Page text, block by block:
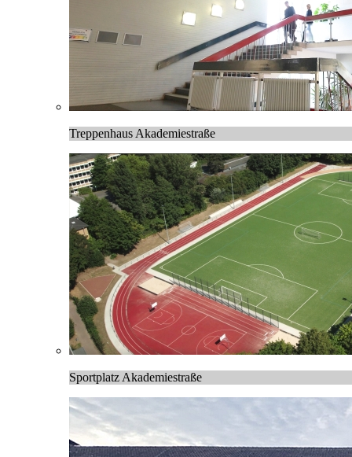
Treppenhaus Akademiestraße
Sportplatz Akademiestraße